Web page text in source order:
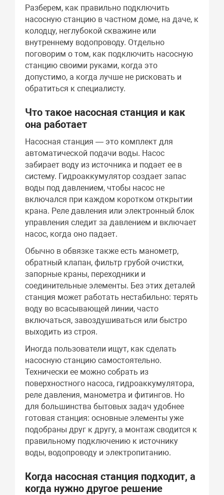
Разберем, как правильно подключить
насосную станцию в частном доме, на даче, к
колодцу, неглубокой скважине или
внутреннему водопроводу. Отдельно
поговорим о том, как подключить насосную
станцию своими руками, когда это
допустимо, а когда лучше не рисковать и
обратиться к специалисту.
Что такое насосная станция и как
она работает
Насосная станция — это комплект для
автоматической подачи воды. Насос
забирает воду из источника и подает ее в
систему. Гидроаккумулятор создает запас
воды под давлением, чтобы насос не
включался при каждом коротком открытии
крана. Реле давления или электронный блок
управления следит за давлением и включает
насос, когда оно падает.
Обычно в обвязке также есть манометр,
обратный клапан, фильтр грубой очистки,
запорные краны, переходники и
соединительные элементы. Без этих деталей
станция может работать нестабильно: терять
воду во всасывающей линии, часто
включаться, завоздушиваться или быстро
выходить из строя.
Иногда пользователи ищут, как сделать
насосную станцию самостоятельно.
Технически ее можно собрать из
поверхностного насоса, гидроаккумулятора,
реле давления, манометра и фитингов. Но
для большинства бытовых задач удобнее
готовая станция: основные элементы уже
подобраны друг к другу, а монтаж сводится к
правильному подключению к источнику
воды, водопроводу и электропитанию.
Когда насосная станция подходит, а
когда нужно другое решение